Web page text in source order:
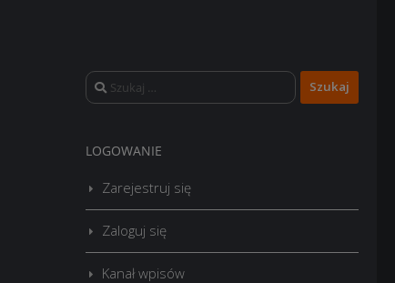
Szukaj:
LOGOWANIE
Zarejestruj się
Zaloguj się
Kanał wpisów